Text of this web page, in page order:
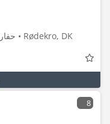
حفارات صغيرة أقل من 7 طن (حفارات صغيرة) • Rødekro, DK
8